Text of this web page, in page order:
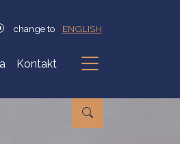
change to ENGLISH
Kontakt
Podmenu